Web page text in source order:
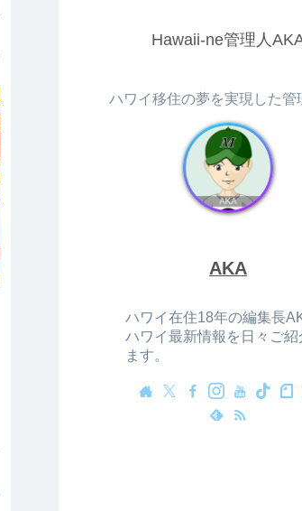
Hawaii-ne管理人
ハワイ移住の夢を実現した
AKA
ハワイ在住18年の編集長
ハワイ最新情報を日々ご紹
ます。